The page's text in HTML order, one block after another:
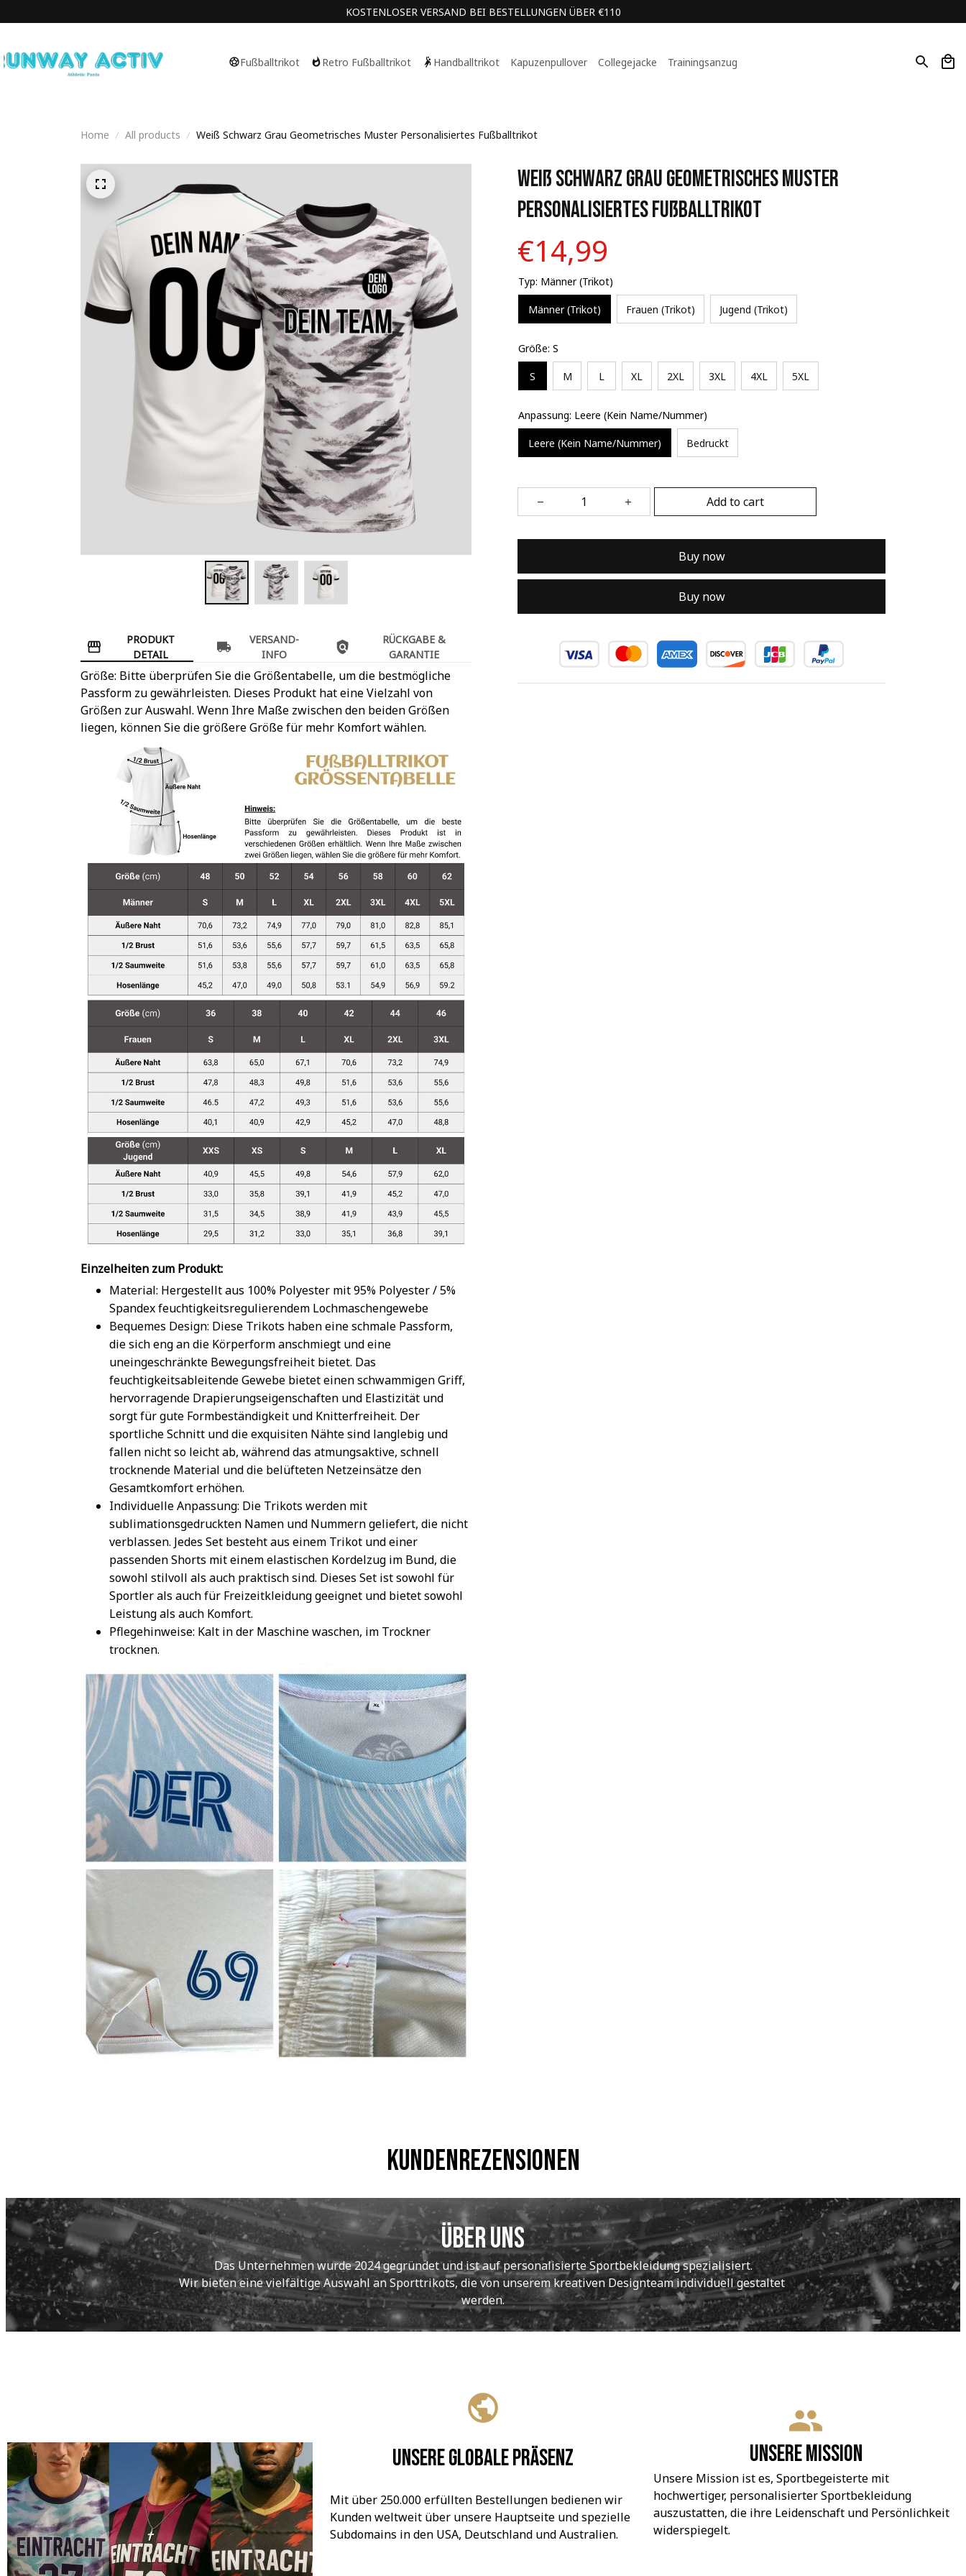
KOSTENLOSER VERSAND BEI BESTELLUNGEN ÜBER €110
Fußballtrikot Retro Fußballtrikot Handballtrikot Kapuzenpullover Collegejacke Trainingsanzug
Home All products Weiß Schwarz Grau Geometrisches Muster Personalisiertes Fußballtrikot
PRODUKT
DETAIL
VERSAND-
INFO
RÜCKGABE &
GARANTIE
Größe: Bitte überprüfen Sie die Größentabelle, um die bestmögliche
Passform zu gewährleisten. Dieses Produkt hat eine Vielzahl von
Größen zur Auswahl. Wenn Ihre Maße zwischen den beiden Größen
liegen, können Sie die größere Größe für mehr Komfort wählen.
Einzelheiten zum Produkt:
Material: Hergestellt aus 100% Polyester mit 95% Polyester / 5%
Spandex feuchtigkeitsregulierendem Lochmaschengewebe
Bequemes Design: Diese Trikots haben eine schmale Passform,
die sich eng an die Körperform anschmiegt und eine
uneingeschränkte Bewegungsfreiheit bietet. Das
feuchtigkeitsableitende Gewebe bietet einen schwammigen Griff,
hervorragende Drapierungseigenschaften und Elastizität und
sorgt für gute Formbeständigkeit und Knitterfreiheit. Der
sportliche Schnitt und die exquisiten Nähte sind langlebig und
fallen nicht so leicht ab, während das atmungsaktive, schnell
trocknende Material und die belüfteten Netzeinsätze den
Gesamtkomfort erhöhen.
Individuelle Anpassung: Die Trikots werden mit
sublimationsgedruckten Namen und Nummern geliefert, die nicht
verblassen. Jedes Set besteht aus einem Trikot und einer
passenden Shorts mit einem elastischen Kordelzug im Bund, die
sowohl stilvoll als auch praktisch sind. Dieses Set ist sowohl für
Sportler als auch für Freizeitkleidung geeignet und bietet sowohl
Leistung als auch Komfort.
Pflegehinweise: Kalt in der Maschine waschen, im Trockner
trocknen.
Weiß Schwarz Grau Geometrisches Muster
Personalisiertes Fußballtrikot
€14,99
Typ: Männer (Trikot)
Männer (Trikot) Frauen (Trikot) Jugend (Trikot)
Größe: S
S M L XL 2XL 3XL 4XL 5XL
Anpassung: Leere (Kein Name/Nummer)
Leere (Kein Name/Nummer) Bedruckt
Add to cart
Buy now
Buy now
Kundenrezensionen
Über uns
Das Unternehmen wurde 2024 gegründet und ist auf personalisierte Sportbekleidung spezialisiert.
Wir bieten eine vielfältige Auswahl an Sporttrikots, die von unserem kreativen Designteam individuell gestaltet
werden.
Unsere globale Präsenz
Mit über 250.000 erfüllten Bestellungen bedienen wir
Kunden weltweit über unsere Hauptseite und spezielle
Subdomains in den USA, Deutschland und Australien.
Unsere Mission
Unsere Mission ist es, Sportbegeisterte mit
hochwertiger, personalisierter Sportbekleidung
auszustatten, die ihre Leidenschaft und Persönlichkeit
widerspiegelt.